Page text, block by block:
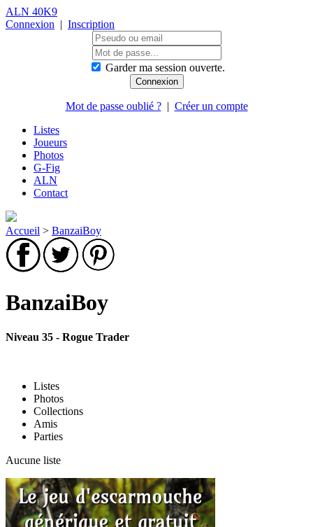
ALN 40K9
Connexion | Inscription
Garder ma session ouverte.
Mot de passe oublié ?| Créer un compte
Listes
Joueurs
Photos
G-Fig
ALN
Contact
Accueil > BanzaiBoy
BanzaiBoy
Niveau 35 - Rogue Trader
Listes
Photos
Collections
Amis
Parties
Aucune liste